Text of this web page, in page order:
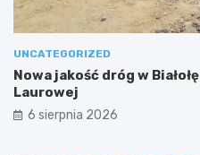
UNCATEGORIZED
Nowa jakość dróg w
Laurowej
6 sierpnia 2026